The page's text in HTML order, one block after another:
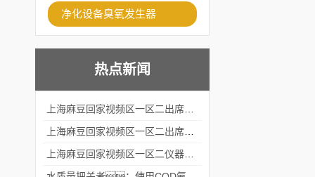
净化设备臭氧发生器
热点新闻